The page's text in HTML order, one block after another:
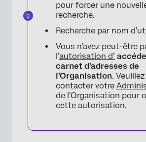
pour forcer une
recherche.
Recherche par nom
Vous n’avez peut-être
l’autorisation d’
carnet d’adresses de
l’Organisation. Veuillez
contacter votre
de l’Organisation pour
cette autorisation.